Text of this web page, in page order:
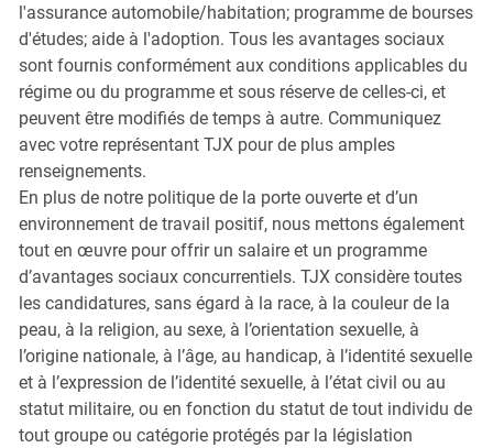
l'assurance automobile/habitation; programme de bourses
d'études; aide à l'adoption. Tous les avantages sociaux
sont fournis conformément aux conditions applicables du
régime ou du programme et sous réserve de celles-ci, et
peuvent être modifiés de temps à autre. Communiquez
avec votre représentant TJX pour de plus amples
renseignements.
En plus de notre politique de la porte ouverte et d’un
environnement de travail positif, nous mettons également
tout en œuvre pour offrir un salaire et un programme
d’avantages sociaux concurrentiels. TJX considère toutes
les candidatures, sans égard à la race, à la couleur de la
peau, à la religion, au sexe, à l’orientation sexuelle, à
l’origine nationale, à l’âge, au handicap, à l’identité sexuelle
et à l’expression de l’identité sexuelle, à l’état civil ou au
statut militaire, ou en fonction du statut de tout individu de
tout groupe ou catégorie protégés par la législation